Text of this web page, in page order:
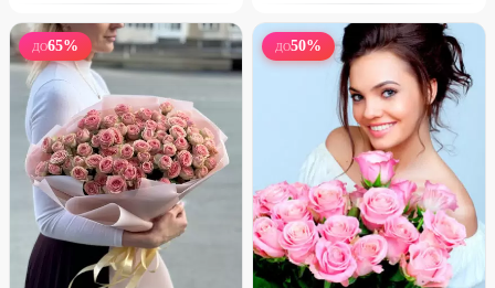
Букет-микс французских роз
2300₽3100₽
Сборная коробка
1650₽3100₽
%
ДО65% ДО50%